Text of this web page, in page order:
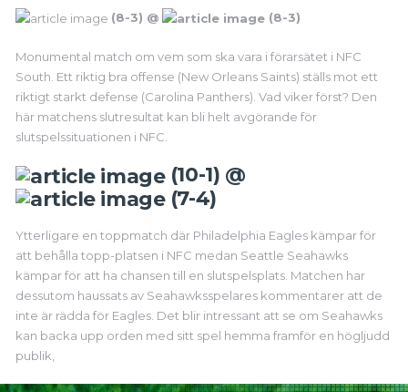
(8-3) @ (8-3)
Monumental match om vem som ska vara i förarsätet i NFC
South. Ett riktig bra offense (New Orleans Saints) ställs mot ett
riktigt starkt defense (Carolina Panthers). Vad viker först? Den
här matchens slutresultat kan bli helt avgörande för
slutspelssituationen i NFC.
(10-1) @
(7-4)
Ytterligare en toppmatch där Philadelphia Eagles kämpar för
att behålla topp-platsen i NFC medan Seattle Seahawks
kämpar för att ha chansen till en slutspelsplats. Matchen har
dessutom haussats av Seahawksspelares kommentarer att de
inte är rädda för Eagles. Det blir intressant att se om Seahawks
kan backa upp orden med sitt spel hemma framför en högljudd
publik,